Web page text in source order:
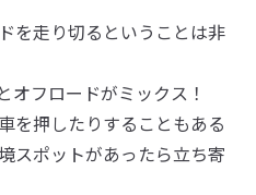
を走り切るということは非
オフロードがミックス！
を押したりすることもある
スポットがあったら立ち寄